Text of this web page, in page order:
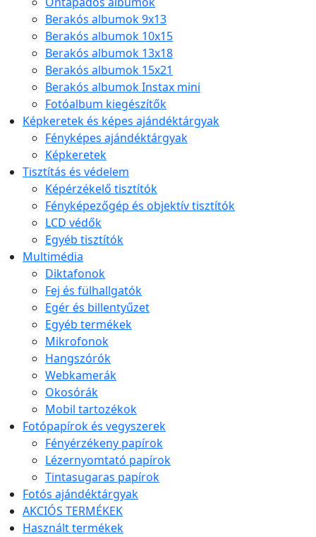
Berakós albumok 9x13
Berakós albumok 10x15
Berakós albumok 13x18
Berakós albumok 15x21
Berakós albumok Instax mini
Fotóalbum kiegészítők
Képkeretek és képes ajándéktárgyak
Fényképes ajándéktárgyak
Képkeretek
Tisztítás és védelem
Képérzékelő tisztítók
Fényképezőgép és objektív tisztítók
LCD védők
Egyéb tisztítók
Multimédia
Diktafonok
Fej és fülhallgatók
Egér és billentyűzet
Egyéb termékek
Mikrofonok
Hangszórók
Webkamerák
Okosórák
Mobil tartozékok
Fotópapírok és vegyszerek
Fényérzékeny papírok
Lézernyomtató papírok
Tintasugaras papírok
Fotós ajándéktárgyak
AKCIÓS TERMÉKEK
Használt termékek